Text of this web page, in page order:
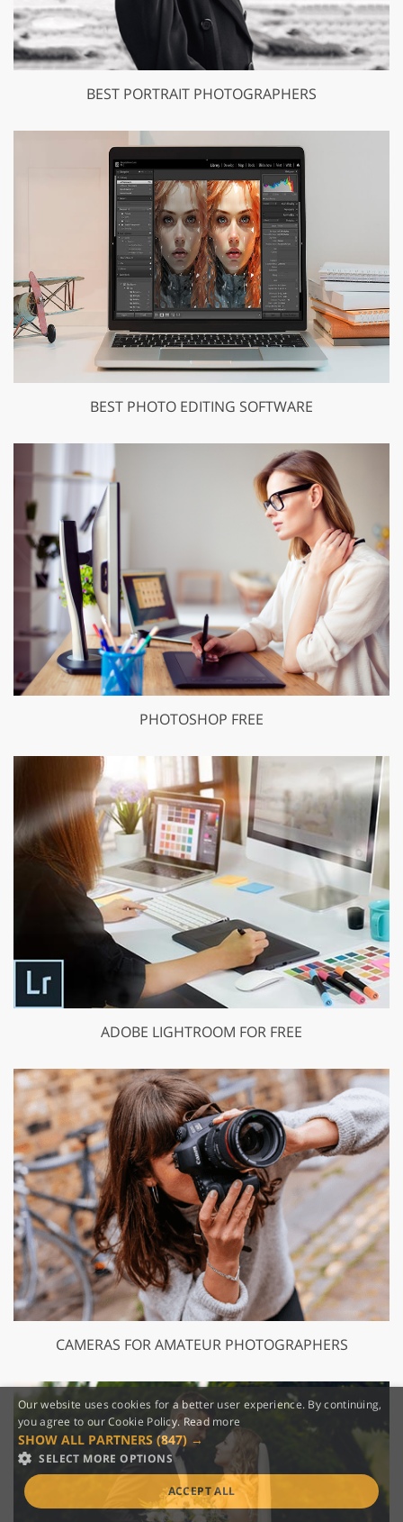
BEST PORTRAIT PHOTOGRAPHERS
BEST PHOTO EDITING SOFTWARE
PHOTOSHOP FREE
ADOBE LIGHTROOM FOR FREE
CAMERAS FOR AMATEUR PHOTOGRAPHERS
Our website uses cookies for a better user experience. By continuing,
you agree to our Cookie Policy. Read more
SHOW ALL PARTNERS (847) →
SELECT MORE OPTIONS
ACCEPT ALL